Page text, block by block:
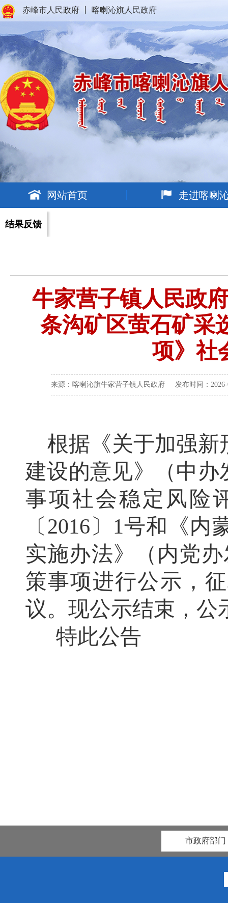
赤峰市人民政府 喀喇沁旗人民政府
网站首页 走进喀喇
结果反馈
牛家营子镇人民政
条沟矿区萤石矿采
项》社
来源：喀喇沁旗牛家营子镇人民政府 发布时间：
根据《关于加强新
建设的意见》（中办
事项社会稳定风险
〔2016〕1号和《
实施办法》（内党
策事项进行公示，
议。现公示结束，公
特此公告
市政府部门